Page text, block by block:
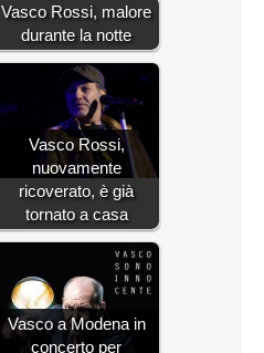
Vasco Rossi, malore
durante la notte
Vasco Rossi,
nuovamente
ricoverato, è già
tornato a casa
Vasco a Modena in
concerto per